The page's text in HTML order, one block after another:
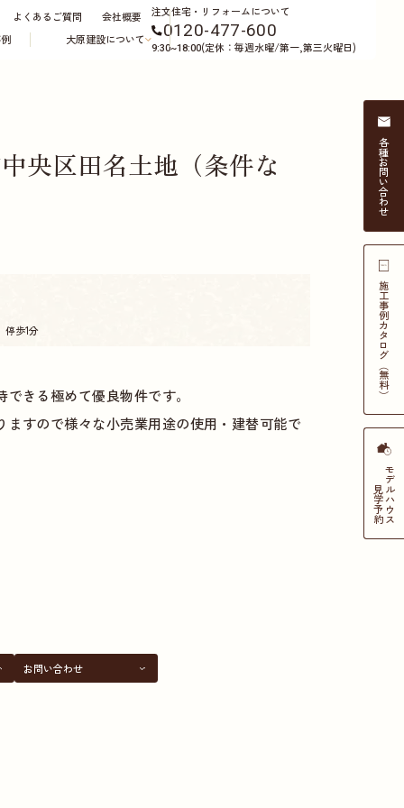
注文住宅・リフォームについて
0120-477-600
9:30~18:00(定休：毎週水曜/第一,第三火曜日)
大原建設について
よくあるご質問 会社概要
央区田名土地（条件な
停歩1分
できる極めて優良物件です。
すので様々な小売業用途の使用・建替可能で
お問い合わせ
モデルハウス
見学
予約
施工事例
カタログ（無料）
各種
お問い合わせ